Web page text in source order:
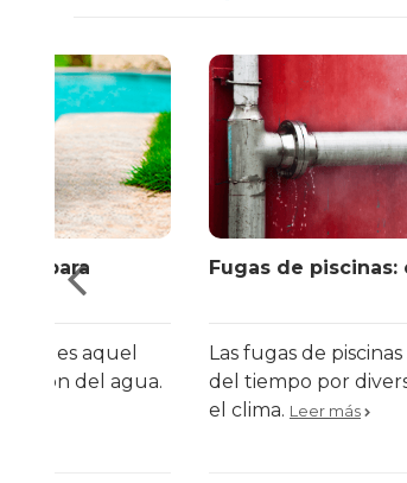
Fugas de piscinas: cómo
Las fugas de piscinas se producen
del tiempo por diversos motivos
Leer más